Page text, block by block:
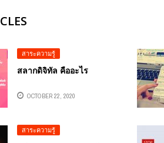
สาระความรู้
สลากดิจิทัล คืออะไร
OCTOBER 22, 2020
สาระความรู้